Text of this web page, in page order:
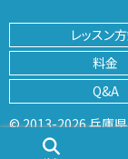
レッスン
料金
Q&A
© 2013-2026 兵庫県